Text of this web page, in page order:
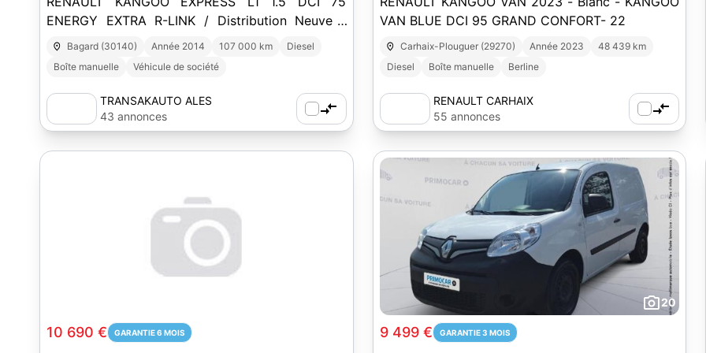
ENERGY EXTRA R-LINK / Distribution Neuve /
Attelage / Clim / Radars AR / Bluetooth
Bagard (30140) Année 2014 107 000 km
Diesel
Boîte manuelle
Véhicule de société
TRANSAKAUTO ALES
43 annonces
VAN BLUE DCI 95 GRAND CONFORT- 22
Carhaix-Plouguer (29270) Année 2023
48 439 km
Diesel
Boîte manuelle Berline
RENAULT CARHAIX
55 annonces
10 690 € GARANTIE 6 MOIS
20
9 499 € GARANTIE 3 MOIS